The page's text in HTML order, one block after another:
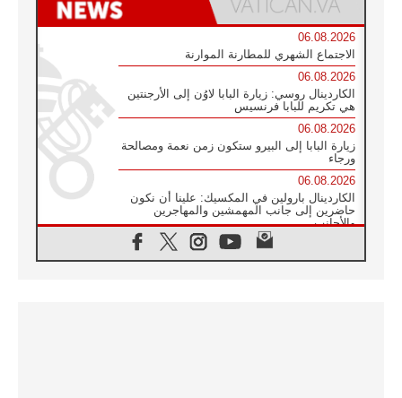
06.08.2026
الاجتماع الشهري للمطارنة الموارنة
06.08.2026
الكاردينال روسي: زيارة البابا لاوُن إلى الأرجنتين
هي تكريم للبابا فرنسيس
06.08.2026
زيارة البابا إلى البيرو ستكون زمن نعمة ومصالحة
ورجاء
06.08.2026
الكاردينال بارولين في المكسيك: علينا أن نكون
حاضرين إلى جانب المهمشين والمهاجرين
والأجانب
البابا لاوُن الرابع عشر للشباب في أسيزي: